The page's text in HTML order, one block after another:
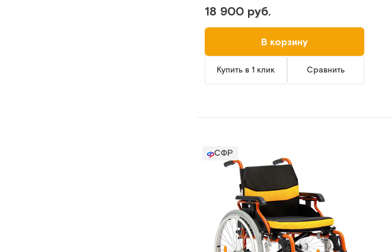
18 900 руб.
В корзину
Купить в 1 клик Сравнить
СФР